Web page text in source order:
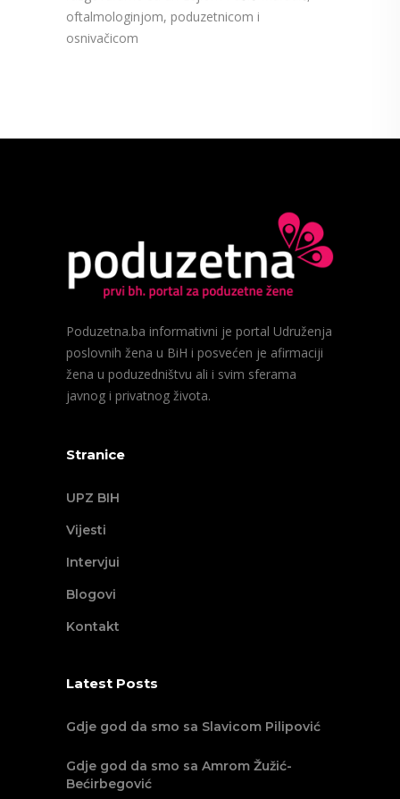
oftalmologinjom, poduzetnicom i
osnivačicom
Poduzetna.ba informativni je portal Udruženja
poslovnih žena u BiH i posvećen je afirmaciji
žena u poduzedništvu ali i svim sferama
javnog i privatnog života.
Stranice
UPZ BIH
Vijesti
Intervjui
Blogovi
Kontakt
Latest Posts
Gdje god da smo sa Slavicom Pilipović
Gdje god da smo sa Amrom Žužić-
Bećirbegović